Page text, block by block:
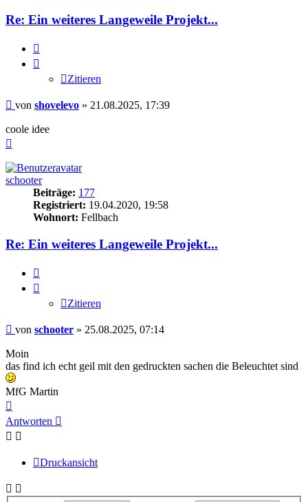
Re: Ein weiteres Langeweile Projekt...
Zitieren
Beitrag
von shovelevo » 21.08.2025, 17:39
coole idee
schooter
Beiträge: 177
Registriert: 19.04.2020, 19:58
Wohnort: Fellbach
Re: Ein weiteres Langeweile Projekt...
Zitieren
Beitrag
von schooter » 25.08.2025, 07:14
Moin
das find ich echt geil mit den gedruckten sachen die Beleuchtet sind
MfG Martin
oben
Antworten
Druckansicht